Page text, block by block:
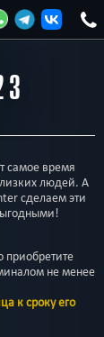
самое время
людей. А
сделаем эти
не менее
к сроку его